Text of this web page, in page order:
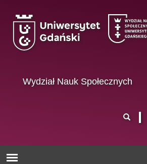
Wydział Nauk Społecznych
wyszukiwania